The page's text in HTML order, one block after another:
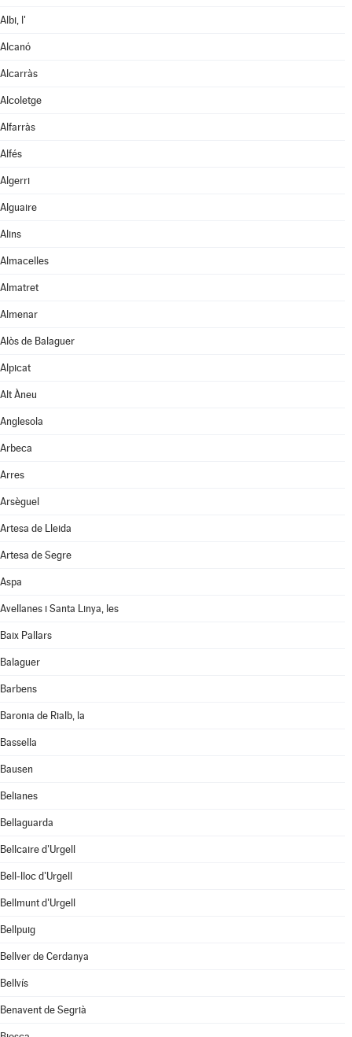
Albi, l'
Alcanó
Alcarràs
Alcoletge
Alfarràs
Alfés
Algerri
Alguaire
Alins
Almacelles
Almatret
Almenar
Alòs de Balaguer
Alpicat
Alt Àneu
Anglesola
Arbeca
Arres
Arsèguel
Artesa de Lleida
Artesa de Segre
Aspa
Avellanes i Santa Linya, les
Baix Pallars
Balaguer
Barbens
Baronia de Rialb, la
Bassella
Bausen
Belianes
Bellaguarda
Bellcaire d'Urgell
Bell-lloc d'Urgell
Bellmunt d'Urgell
Bellpuig
Bellver de Cerdanya
Bellvís
Benavent de Segrià